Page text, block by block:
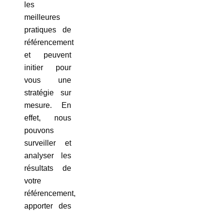
les
meilleures
pratiques de
référencement
et peuvent
initier pour
vous une
stratégie sur
mesure. En
effet, nous
pouvons
surveiller et
analyser les
résultats de
votre
référencement,
apporter des